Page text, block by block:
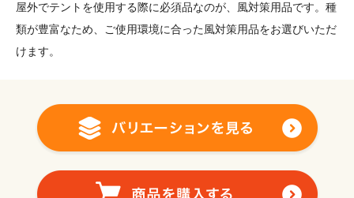
屋外でテントを使用する際に必須品なのが、風対策用品です。種
類が豊富なため、ご使用環境に合った風対策用品をお選びいただ
けます。